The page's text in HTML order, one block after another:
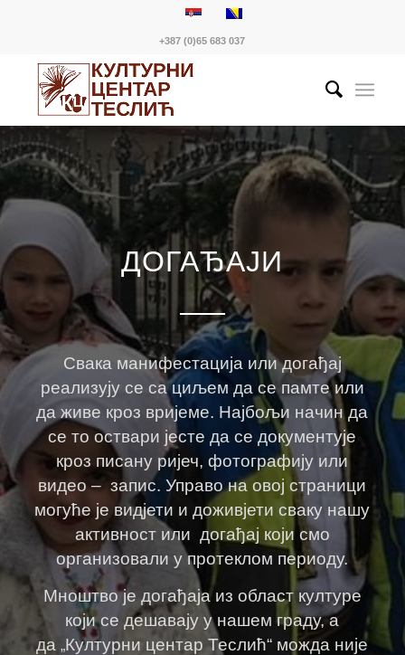
+387 (0)65 683 037
ДОГАЂАЈИ
Свака манифестација или догађај
реализују се са циљем да се памте или
да живе кроз вријеме. Најбољи начин да
се то оствари јесте да се документује
кроз писану ријеч, фотографију или
видео – запис. Управо на овој страници
могуће је видјети и доживјети сваку нашу
активност или догађај који смо
организовали у протеклом периоду.
Мноштво је догађаја из област културе
који се дешавају у нашем граду, а
да„Културни центар Теслић“ можда није